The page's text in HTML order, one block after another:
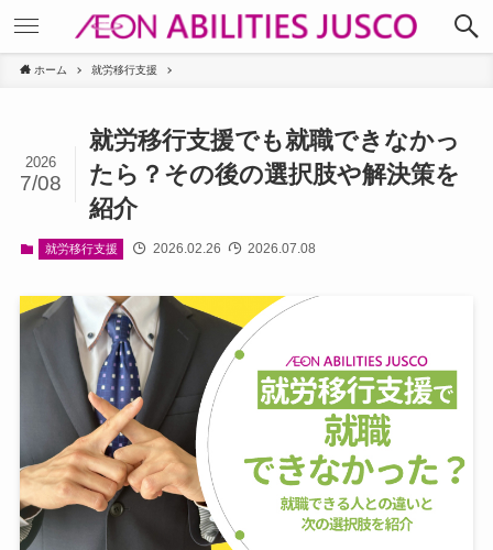
ホーム 就労移行支援
就労移行支援でも就職できなかっ
たら？その後の選択肢や解決策を
紹介
2026
7/08
就労移行支援 2026.02.26 2026.07.08